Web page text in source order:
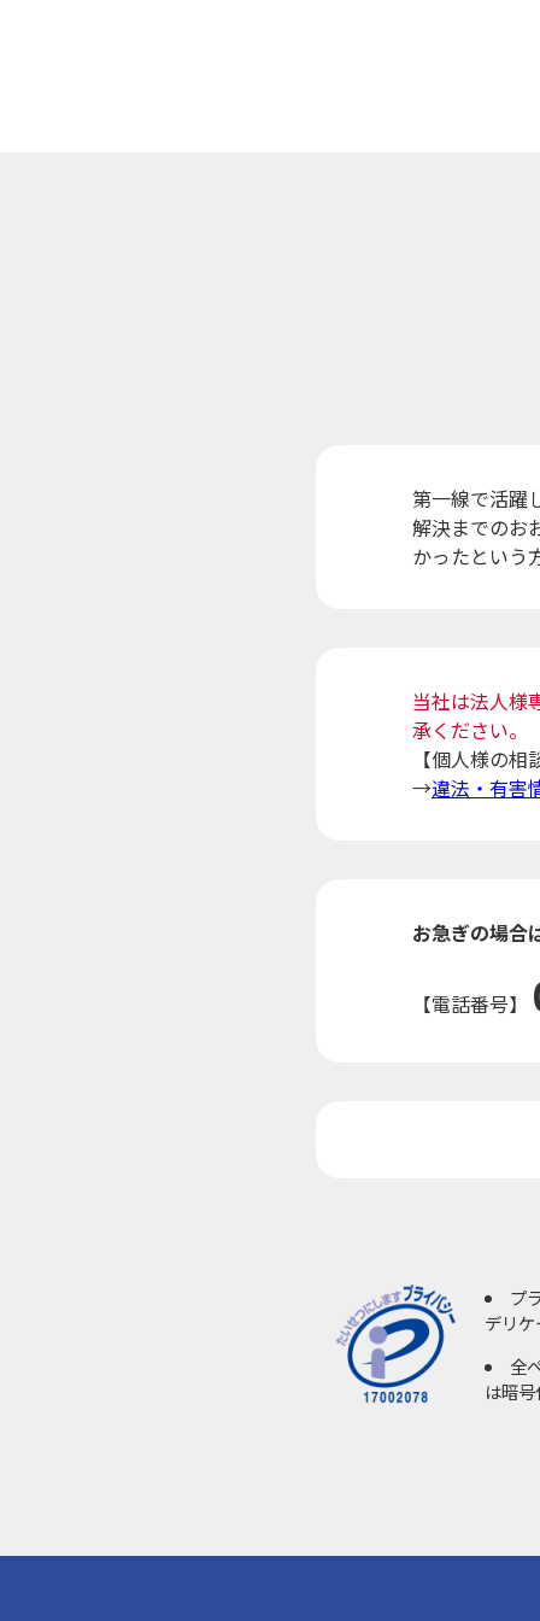
第一線で活躍
解決までのお
かったという
当社は法人様
承ください。
【個人様の
→違法・有害
お急ぎの場合
【電話番号】
プ
デリ
全
は暗